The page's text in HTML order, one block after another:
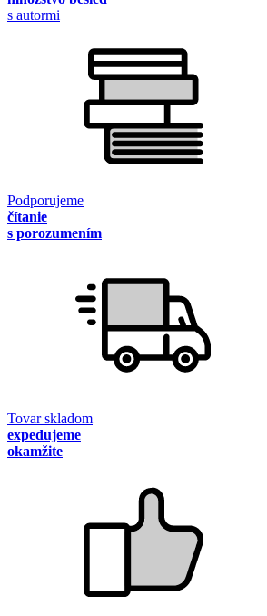
s autormi
Podporujeme
čítanie
s porozumením
Tovar skladom
expedujeme
okamžite